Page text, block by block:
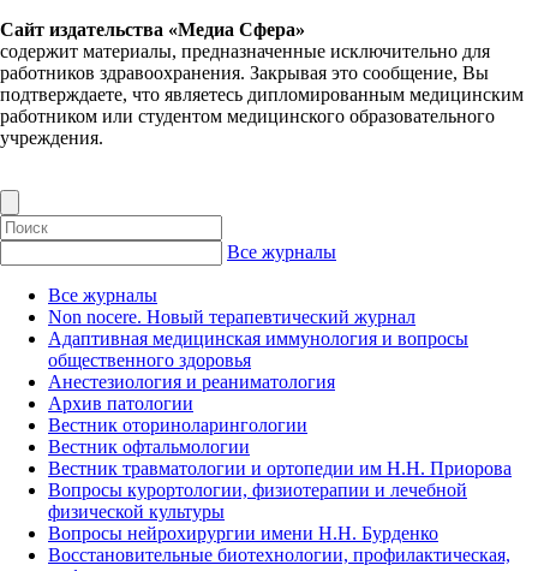
Сайт издательства «Медиа Сфера»
содержит материалы, предназначенные исключительно для
работников здравоохранения. Закрывая это сообщение, Вы
подтверждаете, что являетесь дипломированным медицинским
работником или студентом медицинского образовательного
учреждения.
Все журналы
Все журналы
Non nocere. Новый терапевтический журнал
Адаптивная медицинская иммунология и вопросы
общественного здоровья
Анестезиология и реаниматология
Архив патологии
Вестник оториноларингологии
Вестник офтальмологии
Вестник травматологии и ортопедии им Н.Н. Приорова
Вопросы курортологии, физиотерапии и лечебной
физической культуры
Вопросы нейрохирургии имени Н.Н. Бурденко
Восстановительные биотехнологии, профилактическая,